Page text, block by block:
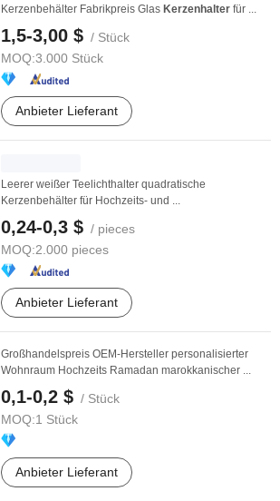
Kerzenbehälter Fabrikpreis Glas Kerzenhalter für ...
1,5-3,00 $ / Stück
MOQ:3.000 Stück
Anbieter Lieferant
Leerer weißer Teelichthalter quadratische
Kerzenbehälter für Hochzeits- und ...
0,24-0,3 $ / pieces
MOQ:2.000 pieces
Anbieter Lieferant
Großhandelspreis OEM-Hersteller personalisierter
Wohnraum Hochzeits Ramadan marokkanischer ...
0,1-0,2 $ / Stück
MOQ:1 Stück
Anbieter Lieferant